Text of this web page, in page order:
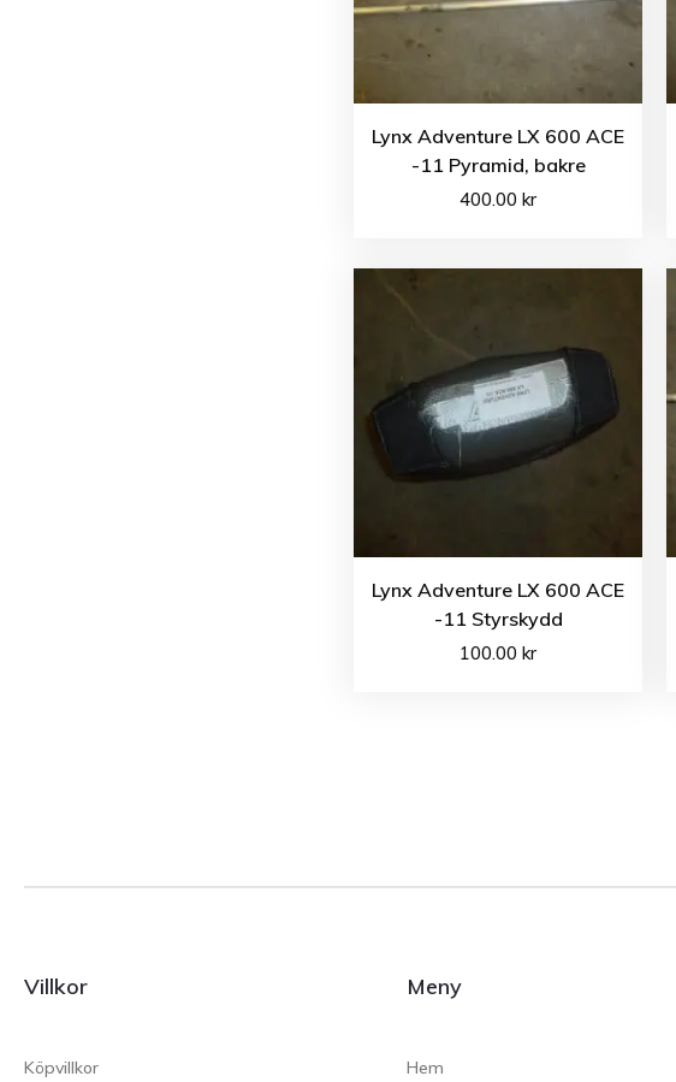
Lynx Adventure LX 600 ACE
-11 Pyramid, bakre
400.00kr
Lynx Adventure LX 600 ACE
-11 Styrskydd
100.00kr
Villkor
Köpvillkor
Meny
Hem